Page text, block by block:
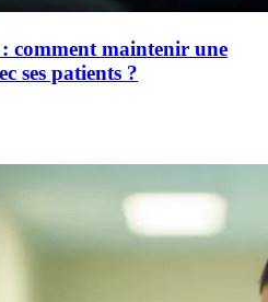
comment maintenir une
ses patients ?